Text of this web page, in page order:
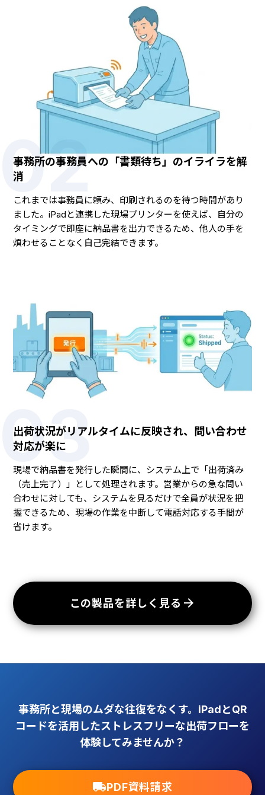
事務所の事務員への「書類待ち」のイライラを解
消
これまでは事務員に頼み、印刷されるのを待つ時間があり
ました。iPadと連携した現場プリンターを使えば、自分の
タイミングで即座に納品書を出力できるため、他人の手を
煩わせることなく自己完結できます。
出荷状況がリアルタイムに反映され、問い合わせ
対応が楽に
現場で納品書を発行した瞬間に、システム上で「出荷済み
（売上完了）」として処理されます。営業からの急な問い
合わせに対しても、システムを見るだけで全員が状況を把
握できるため、現場の作業を中断して電話対応する手間が
省けます。
この製品を詳しく見る arrow_forward
事務所と現場のムダな往復をなくす。iPadとQR
コードを活用したストレスフリーな出荷フローを
体験してみませんか？
local_shippingPDF資料請求